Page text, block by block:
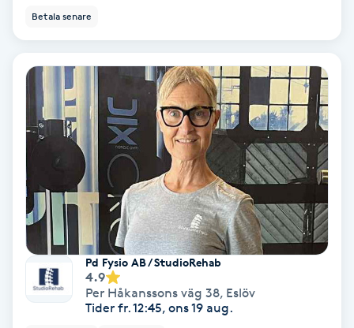
Nagelvård
Naglar borttagning
Naglar reparation
Naprapati
Navelpiercing
NBE-massage
Betala senare
Pd Fysio AB / StudioRehab
4.9
Per Håkanssons väg 38, Eslöv
Tider fr. 12:45, ons 19 aug.